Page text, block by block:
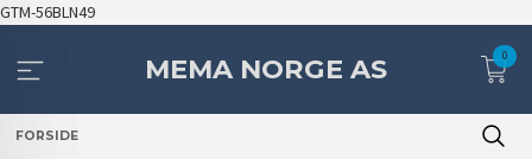
GTM-56BLN49Gå
innholdetMEMA NORGE AS 0
FORSIDE